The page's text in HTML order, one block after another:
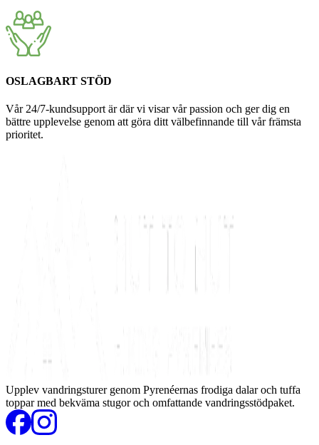
OSLAGBART STÖD
Vår 24/7-kundsupport är där vi visar vår passion och ger dig en
bättre upplevelse genom att göra ditt välbefinnande till vår främsta
prioritet.
Upplev vandringsturer genom Pyrenéernas frodiga dalar och tuffa
toppar med bekväma stugor och omfattande vandringsstödpaket.